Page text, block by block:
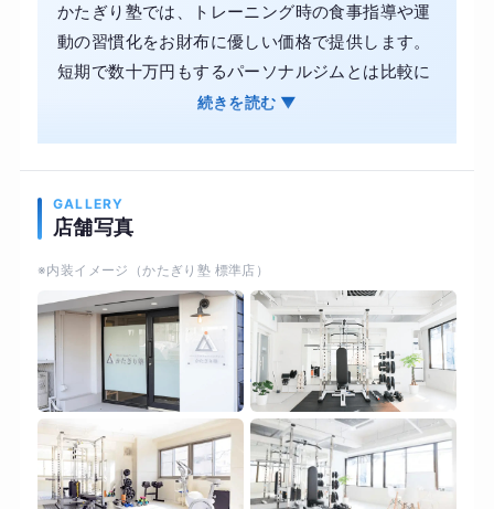
かたぎり塾では、トレーニング時の食事指導や運
動の習慣化をお財布に優しい価格で提供します。
短期で数十万円もするパーソナルジムとは比較に
ならないコスパで通塾が可能です。 お客様のライ
また、かたぎり塾では理学療法士が監修した科学
並行して体力や柔軟性、関節の可動域を取り戻し
ます。
続きを読む ▼
GALLERY
店舗写真
※内装イメージ（かたぎり塾 標準店）